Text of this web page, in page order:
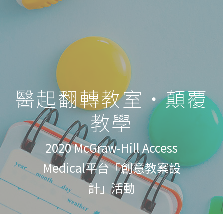
醫起翻轉教室‧顛覆
教學
2020 McGraw-Hill Access
Medical平台「創意教案設
計」活動